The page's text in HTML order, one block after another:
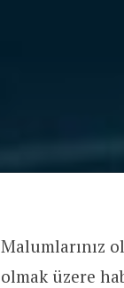
Malumlarınız
olmak üzere